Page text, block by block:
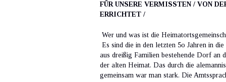
FÜR UNSERE VERMISSTEN / VON
ERRICHTET /
Wer und was ist die
Es sind die in den letzten 5o Jahren in
aus dreißig Familien bestehende Dorf an
der alten Heimat. Das durch die
gemeinsam war man stark. Die